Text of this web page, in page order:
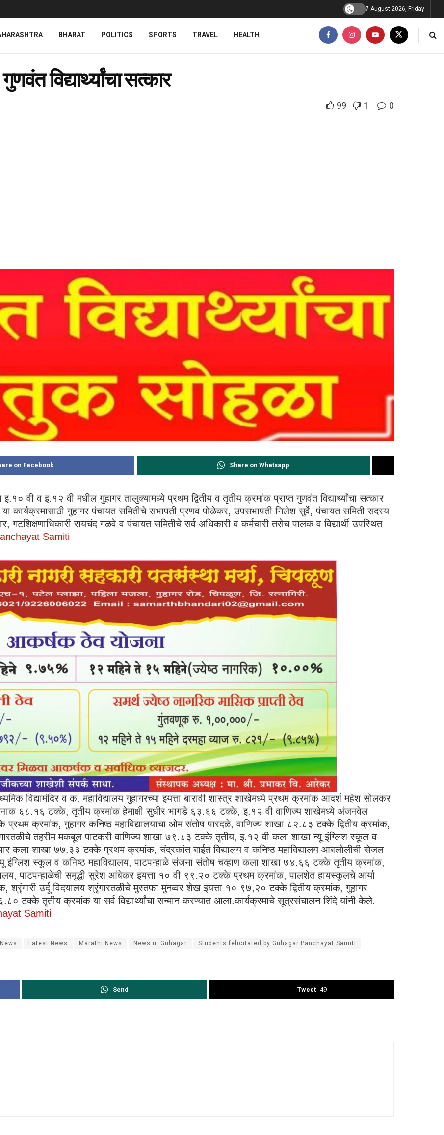
7 August 2026, Friday
BHARAT POLITICS SPORTS TRAVEL HEALTH
विद्यार्थ्यांचा सत्कार
99 1 0
on Facebook Share on Whatsapp
वी व इ.१२ वी मधील गुहागर तालुक्यामध्ये प्रथम द्वितीय व तृतीय क्रमांक प्राप्त गुणवंत विद्यार्थ्यांचा सत्कार
कार्यक्रमासाठी गुहागर पंचायत समितीचे सभापती प्रणव पोळेकर, उपसभापती निलेश सुर्वे, पंचायत समिती सदस्य
गटशिक्षणाधिकारी रायचंद गळवे व पंचायत समितीचे सर्व अधिकारी व कर्मचारी तसेच पालक व विद्यार्थी उपस्थित
Samiti
विद्यामंदिर व क. महाविद्यालय गुहागरच्या इयत्ता बारावी शास्त्र शाखेमध्ये प्रथम क्रमांक आदर्श महेश सोलकर
६८.१६ टक्के, तृतीय क्रमांक हेमाक्षी सुधीर भागडे ६३.६६ टक्के, इ.१२ वी वाणिज्य शाखेमध्ये अंजनवेल
क्रमांक, गुहागर कनिष्ठ महाविद्यालयाचा ओम संतोष पारदळे, वाणिज्य शाखा ८२.८३ टक्के द्वितीय क्रमांक,
तहरीम मकबूल पाटकरी वाणिज्य शाखा ७९.८३ टक्के तृतीय, इ.१२ वी कला शाखा न्यू इंग्लिश स्कूल व
कुंभार कला शाखा ७७.३३ टक्के प्रथम क्रमांक, चंद्रकांत बाईत विद्यालय व कनिष्ठ महाविद्यालय आबलोलीची सेजल
स्कूल व कनिष्ठ महाविद्यालय, पाटपन्हाळे संजना संतोष चव्हाण कला शाखा ७४.६६ टक्के तृतीय क्रमांक,
पाटपन्हाळेची समृद्धी सुरेश आंबेकर इयत्ता १० वी ९९.२० टक्के प्रथम क्रमांक, पालशेत हायस्कूलचे आर्या
श्रृंगारी उर्दू विदयालय श्रृंगारतळीचे मुस्तफा मुनव्वर शेख इयत्ता १० ९७,२० टक्के द्वितीय क्रमांक, गुहागर
टक्के तृतीय क्रमांक या सर्व विद्यार्थ्यांचा सन्मान करण्यात आला.कार्यक्रमाचे सूत्रसंचालन शिंदे यांनी केले.
Samiti
Latest News Marathi News News in Guhagar Students felicitated by Guhagar Panchayat Samiti
Send Tweet 49